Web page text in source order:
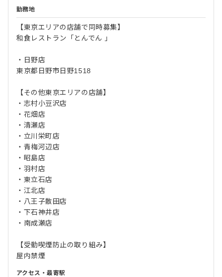
勤務地
【東京エリアの店舗で同時募集】
和食レストラン「とんでん 」
・日野店
東京都日野市日野1518
【その他東京エリアの店舗】
・志村小豆沢店
・花畑店
・清瀬店
・立川栄町店
・青梅河辺店
・昭島店
・羽村店
・東立石店
・江北店
・八王子散田店
・下石神井店
・南成瀬店
【受動喫煙防止の取り組み】
屋内禁煙
アクセス・最寄駅